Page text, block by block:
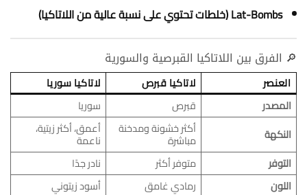
Lat-Bombs (خلطات تحتوي على نسبة عالية من اللاتاكيا)
🔎 الفرق بين اللاتاكيا القبرصية والسورية
العنصر لاتاكيا قبرص
لاتاكيا سوريا
المصدر
قبرص
سوريا
النكهة
أكثر خشونة ومدخنة
مباشرة
أعمق، أكثر زيتية،
ناعمة
التوفر
متوفر أكثر
نادر جدًا
اللون
رمادي غامق أسود زيتوني